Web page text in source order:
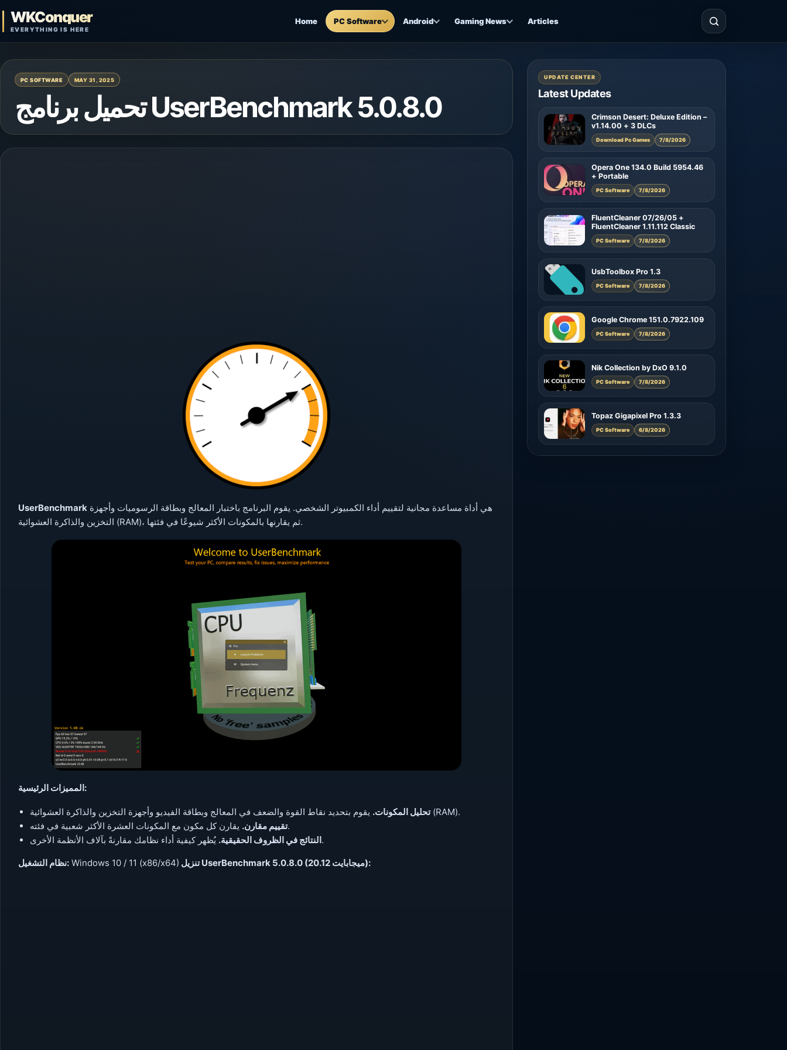
WKConquer
EVERYTHING IS HERE
Home PC Software Android Gaming News Articles
Open search
PC SOFTWARE MAY 31, 2025
تحميل برنامج UserBenchmark 5.0.8.0
UserBenchmark
التخزين والذاكرة العشوائية (RAM)، ثم يقارنها بالمكونات الأكثر شيوعًا في فئتها.
المميزات الرئيسية:
تحليل المكونات.يقوم بتحديد نقاط القوة والضعف في المعالج وبطاقة الفيديو وأجهزة التخزين والذاكرة العشوائية (RAM).
تقييم مقارن.يقارن كل مكون مع المكونات العشرة الأكثر شعبية في فئته.
النتائج في الظروف الحقيقية.يُظهر كيفية أداء نظامك مقارنةً بآلاف الأنظمة الأخرى.
نظام التشغيل: Windows 10 / 11 (x86/x64) تنزيل UserBenchmark 5.0.8.0 (20.12 ميجابايت):
UPDATE CENTER
Latest Updates
Crimson Desert: Deluxe Edition –
v1.14.00 + 3 DLCs
Download Pc Games 7/8/2026
Opera One 134.0 Build 5954.46
+ Portable
PC Software 7/8/2026
FluentCleaner 07/26/05 +
FluentCleaner 1.11.112 Classic
PC Software 7/8/2026
UsbToolbox Pro 1.3
PC Software 7/8/2026
Google Chrome 151.0.7922.109
PC Software 7/8/2026
Nik Collection by DxO 9.1.0
PC Software 7/8/2026
Topaz Gigapixel Pro 1.3.3
PC Software 6/8/2026